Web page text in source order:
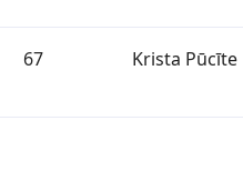
67 Krista Pūcīte